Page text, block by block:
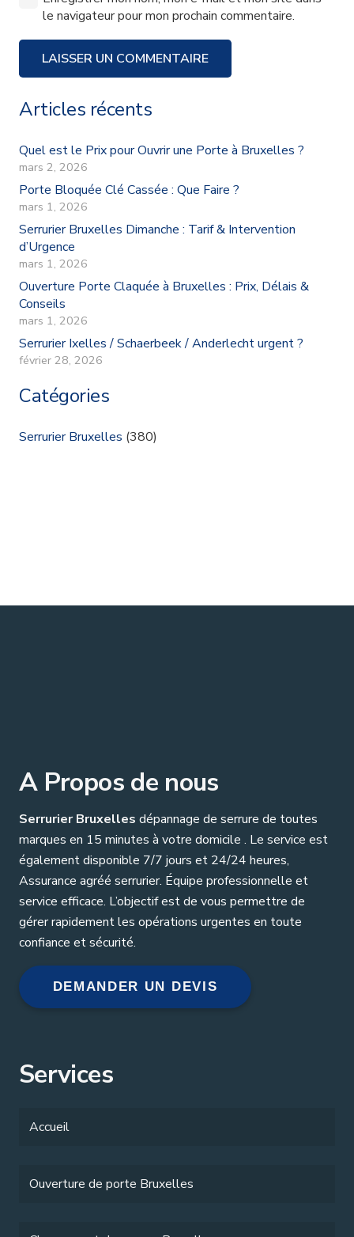
le navigateur pour mon prochain commentaire.
LAISSER UN COMMENTAIRE
Articles récents
Quel est le Prix pour Ouvrir une Porte à Bruxelles ?
mars 2, 2026
Porte Bloquée Clé Cassée : Que Faire ?
mars 1, 2026
Serrurier Bruxelles Dimanche : Tarif & Intervention
d’Urgence
mars 1, 2026
Ouverture Porte Claquée à Bruxelles : Prix, Délais &
Conseils
mars 1, 2026
Serrurier Ixelles / Schaerbeek / Anderlecht urgent ?
février 28, 2026
Catégories
Serrurier Bruxelles (380)
A Propos de nous
Serrurier Bruxelles dépannage de serrure de toutes
marques en 15 minutes à votre domicile . Le service est
également disponible 7/7 jours et 24/24 heures,
Assurance agréé serrurier. Équipe professionnelle et
service efficace. L’objectif est de vous permettre de
gérer rapidement les opérations urgentes en toute
confiance et sécurité.
DEMANDER UN DEVIS
Services
Accueil
Ouverture de porte Bruxelles